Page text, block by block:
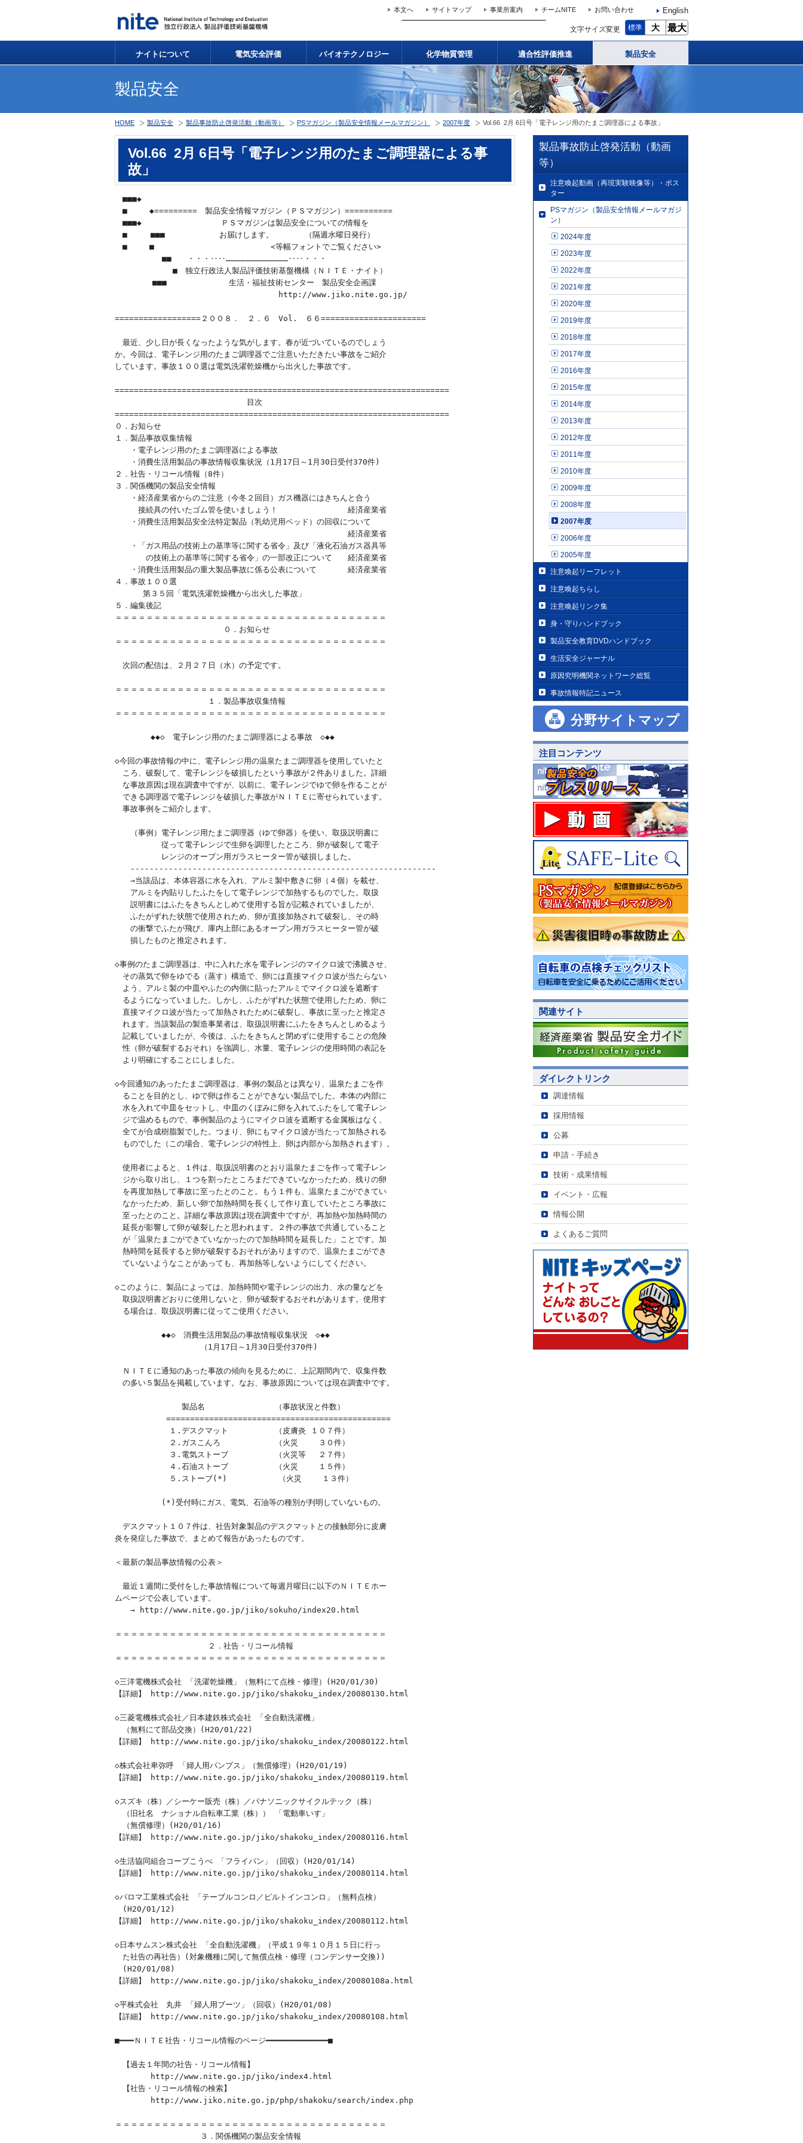
本文へ サイトマップ 事業所案内 チームNITE お問い合わせ English
文字サイズ変更 標準 大 最大
ナイトについて 電気安全評価 バイオテクノロジー 化学物質管理 適合性評価推進 製品安全
製品安全
HOME 製品安全 製品事故防止啓発活動（動画等） PSマガジン（製品安全情報メールマガジン） 2007年度 Vol.66 2月 6日号「電子レンジ用のたまご調理器による事故」
Vol.66 2月 6日号「電子レンジ用のたまご調理器による事
故」
■■■◆
■   　◆=========　製品安全情報マガジン（ＰＳマガジン）==========
■■■◆ 　　　　　　 　　　ＰＳマガジンは製品安全についての情報を
■　　　■■■　　　　　　　お届けします。　　　　（隔週水曜日発行）
■　   ■　　　　　　　　　　　　　　　<等幅フォントでご覧ください>
■■　　・・・‥‥…………………………………‥‥・・・
  　　 　　　 ■　独立行政法人製品評価技術基盤機構（ＮＩＴＥ・ナイト）
■■■　　　　　　　　生活・福祉技術センター　製品安全企画課
http://www.jiko.nite.go.jp/
==================２００８．　２．６　Vol.　６６======================
最近、少し日が長くなったような気がします。春が近づいているのでしょう
か。今回は、電子レンジ用のたまご調理器でご注意いただきたい事故をご紹介
しています。事故１００選は電気洗濯乾燥機から出火した事故です。
======================================================================
目次
======================================================================
０．お知らせ
１．製品事故収集情報
・電子レンジ用のたまご調理器による事故
・消費生活用製品の事故情報収集状況（1月17日～1月30日受付370件)
２．社告・リコール情報（8件）
３．関係機関の製品安全情報
・経済産業省からのご注意（今冬２回目）ガス機器にはきちんと合う
接続具の付いたゴム管を使いましょう！　　　　　　　　　経済産業省
・消費生活用製品安全法特定製品（乳幼児用ベッド）の回収について
経済産業省
・「ガス用品の技術上の基準等に関する省令」及び「液化石油ガス器具等
の技術上の基準等に関する省令」の一部改正について　　経済産業省
・消費生活用製品の重大製品事故に係る公表について　　　　経済産業省
４．事故１００選
第３５回「電気洗濯乾燥機から出火した事故」
５．編集後記
＝＝＝＝＝＝＝＝＝＝＝＝＝＝＝＝＝＝＝＝＝＝＝＝＝＝＝＝＝＝＝＝＝＝＝
０．お知らせ
＝＝＝＝＝＝＝＝＝＝＝＝＝＝＝＝＝＝＝＝＝＝＝＝＝＝＝＝＝＝＝＝＝＝＝
次回の配信は、２月２７日（水）の予定です。
＝＝＝＝＝＝＝＝＝＝＝＝＝＝＝＝＝＝＝＝＝＝＝＝＝＝＝＝＝＝＝＝＝＝＝
１．製品事故収集情報
＝＝＝＝＝＝＝＝＝＝＝＝＝＝＝＝＝＝＝＝＝＝＝＝＝＝＝＝＝＝＝＝＝＝＝
◆◆◇　電子レンジ用のたまご調理器による事故　◇◆◆
◇今回の事故情報の中に、電子レンジ用の温泉たまご調理器を使用していたと
ころ、破裂して、電子レンジを破損したという事故が２件ありました。詳細
な事故原因は現在調査中ですが、以前に、電子レンジでゆで卵を作ることが
できる調理器で電子レンジを破損した事故がＮＩＴＥに寄せられています。
事故事例をご紹介します。
（事例）電子レンジ用たまご調理器（ゆで卵器）を使い、取扱説明書に
従って電子レンジで生卵を調理したところ、卵が破裂して電子
レンジのオーブン用ガラスヒーター管が破損しました。
----------------------------------------------------------------
→当該品は、本体容器に水を入れ、アルミ製中敷きに卵（４個）を載せ、
アルミを内貼りしたふたをして電子レンジで加熱するものでした。取扱
説明書にはふたをきちんとしめて使用する旨が記載されていましたが、
ふたがずれた状態で使用されため、卵が直接加熱されて破裂し、その時
の衝撃でふたが飛び、庫内上部にあるオーブン用ガラスヒーター管が破
損したものと推定されます。
◇事例のたまご調理器は、中に入れた水を電子レンジのマイクロ波で沸騰させ、
その蒸気で卵をゆでる（蒸す）構造で、卵には直接マイクロ波が当たらない
よう、アルミ製の中皿やふたの内側に貼ったアルミでマイクロ波を遮断す
るようになっていました。しかし、ふたがずれた状態で使用したため、卵に
直接マイクロ波が当たって加熱されたために破裂し、事故に至ったと推定さ
れます。当該製品の製造事業者は、取扱説明書にふたをきちんとしめるよう
記載していましたが、今後は、ふたをきちんと閉めずに使用することの危険
性（卵が破裂するおそれ）を強調し、水量、電子レンジの使用時間の表記を
より明確にすることにしました。
◇今回通知のあったたまご調理器は、事例の製品とは異なり、温泉たまごを作
ることを目的とし、ゆで卵は作ることができない製品でした。本体の内部に
水を入れて中皿をセットし、中皿のくぼみに卵を入れてふたをして電子レン
ジで温めるもので、事例製品のようにマイクロ波を遮断する金属板はなく、
全てが合成樹脂製でした。つまり、卵にもマイクロ波が当たって加熱される
ものでした（この場合、電子レンジの特性上、卵は内部から加熱されます）。
使用者によると、１件は、取扱説明書のとおり温泉たまごを作って電子レン
ジから取り出し、１つを割ったところまだできていなかったため、残りの卵
を再度加熱して事故に至ったとのこと。もう１件も、温泉たまごができてい
なかったため、新しい卵で加熱時間を長くして作り直していたところ事故に
至ったとのこと。詳細な事故原因は現在調査中ですが、再加熱や加熱時間の
延長が影響して卵が破裂したと思われます。２件の事故で共通していること
が「温泉たまごができていなかったので加熱時間を延長した」ことです。加
熱時間を延長すると卵が破裂するおそれがありますので、温泉たまごができ
ていないようなことがあっても、再加熱等しないようにしてください。
◇このように、製品によっては、加熱時間や電子レンジの出力、水の量などを
取扱説明書どおりに使用しないと、卵が破裂するおそれがあります。使用す
る場合は、取扱説明書に従ってご使用ください。
◆◆◇　消費生活用製品の事故情報収集状況　◇◆◆
（1月17日～1月30日受付370件)
ＮＩＴＥに通知のあった事故の傾向を見るために、上記期間内で、収集件数
の多い５製品を掲載しています。なお、事故原因については現在調査中です。
製品名　　　　　　　　　（事故状況と件数）
===============================================
１.デスクマット　　　　　　（皮膚炎 １０７件）
２.ガスこんろ　　　　　　　（火災　　 ３０件）
３.電気ストーブ　　　　　　（火災等　 ２７件）
４.石油ストーブ　　　　　　（火災　　 １５件）
５.ストーブ(*)　　　　　　 （火災　　 １３件）
(*)受付時にガス、電気、石油等の種別が判明していないもの。
デスクマット１０７件は、社告対象製品のデスクマットとの接触部分に皮膚
炎を発症した事故で、まとめて報告があったものです。
＜最新の製品事故情報の公表＞
最近１週間に受付をした事故情報について毎週月曜日に以下のＮＩＴＥホー
ムページで公表しています。
→ http://www.nite.go.jp/jiko/sokuho/index20.html
＝＝＝＝＝＝＝＝＝＝＝＝＝＝＝＝＝＝＝＝＝＝＝＝＝＝＝＝＝＝＝＝＝＝＝
２．社告・リコール情報
＝＝＝＝＝＝＝＝＝＝＝＝＝＝＝＝＝＝＝＝＝＝＝＝＝＝＝＝＝＝＝＝＝＝＝
◇三洋電機株式会社 「洗濯乾燥機」（無料にて点検・修理）(H20/01/30)
【詳細】 http://www.nite.go.jp/jiko/shakoku_index/20080130.html
◇三菱電機株式会社／日本建鉄株式会社 「全自動洗濯機」
（無料にて部品交換）(H20/01/22)
【詳細】 http://www.nite.go.jp/jiko/shakoku_index/20080122.html
◇株式会社卑弥呼 「婦人用パンプス」（無償修理）(H20/01/19)
【詳細】 http://www.nite.go.jp/jiko/shakoku_index/20080119.html
◇スズキ（株）／シーケー販売（株）／パナソニックサイクルテック（株）
（旧社名　ナショナル自転車工業（株）） 「電動車いす」
（無償修理）(H20/01/16)
【詳細】 http://www.nite.go.jp/jiko/shakoku_index/20080116.html
◇生活協同組合コープこうべ 「フライパン」（回収）(H20/01/14)
【詳細】 http://www.nite.go.jp/jiko/shakoku_index/20080114.html
◇パロマ工業株式会社 「テーブルコンロ／ビルトインコンロ」（無料点検）
(H20/01/12)
【詳細】 http://www.nite.go.jp/jiko/shakoku_index/20080112.html
◇日本サムスン株式会社 「全自動洗濯機」（平成１９年１０月１５日に行っ
た社告の再社告）(対象機種に関して無償点検・修理（コンデンサー交換))
(H20/01/08)
【詳細】 http://www.nite.go.jp/jiko/shakoku_index/20080108a.html
◇平株式会社　丸井 「婦人用ブーツ」（回収）(H20/01/08)
【詳細】 http://www.nite.go.jp/jiko/shakoku_index/20080108.html
■━━━ＮＩＴＥ社告・リコール情報のページ━━━━━━━━━━━━━■
【過去１年間の社告・リコール情報】
http://www.nite.go.jp/jiko/index4.html
【社告・リコール情報の検索】
http://www.jiko.nite.go.jp/php/shakoku/search/index.php
＝＝＝＝＝＝＝＝＝＝＝＝＝＝＝＝＝＝＝＝＝＝＝＝＝＝＝＝＝＝＝＝＝＝＝
３．関係機関の製品安全情報
製品事故防止啓発活動（動画
等）
注意喚起動画（再現実験映像等）・ポス
ター
PSマガジン（製品安全情報メールマガジ
ン）
2024年度
2023年度
2022年度
2021年度
2020年度
2019年度
2018年度
2017年度
2016年度
2015年度
2014年度
2013年度
2012年度
2011年度
2010年度
2009年度
2008年度
2007年度
2006年度
2005年度
注意喚起リーフレット
注意喚起ちらし
注意喚起リンク集
身・守りハンドブック
製品安全教育DVDハンドブック
生活安全ジャーナル
原因究明機関ネットワーク総覧
事故情報特記ニュース
分野サイトマップ
注目コンテンツ
関連サイト
ダイレクトリンク
調達情報
採用情報
公募
申請・手続き
技術・成果情報
イベント・広報
情報公開
よくあるご質問